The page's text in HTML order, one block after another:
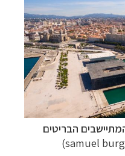
המתיישבים הבריטים
samuel
)